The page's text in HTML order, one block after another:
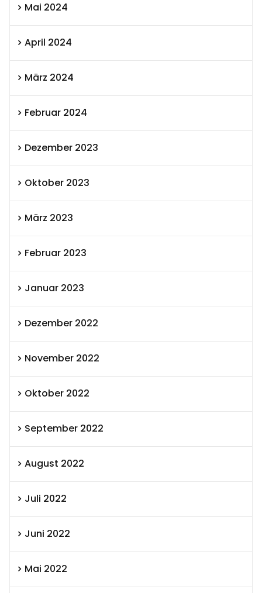
Mai 2024
April 2024
März 2024
Februar 2024
Dezember 2023
Oktober 2023
März 2023
Februar 2023
Januar 2023
Dezember 2022
November 2022
Oktober 2022
September 2022
August 2022
Juli 2022
Juni 2022
Mai 2022